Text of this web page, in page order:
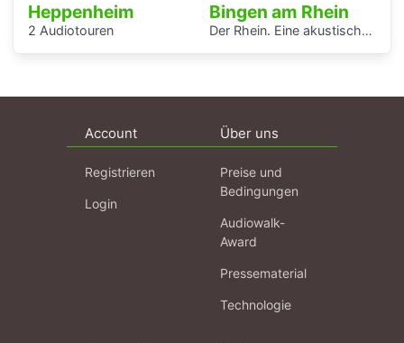
Heppenheim
2 Audiotouren
Bingen am Rhein
Der Rhein. Eine akustische Reise von Basel bis Rotterdam
Account
Registrieren
Login
Über uns
Preise und
Bedingungen
Audiowalk-
Award
Pressematerial
Technologie